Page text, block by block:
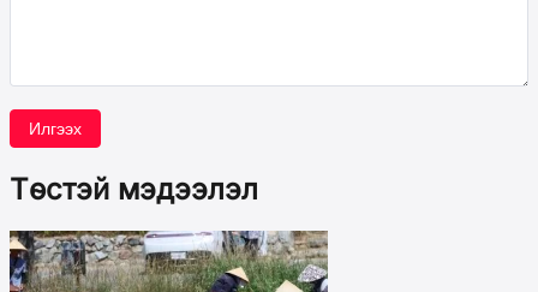
Илгээх
Төстэй мэдээлэл